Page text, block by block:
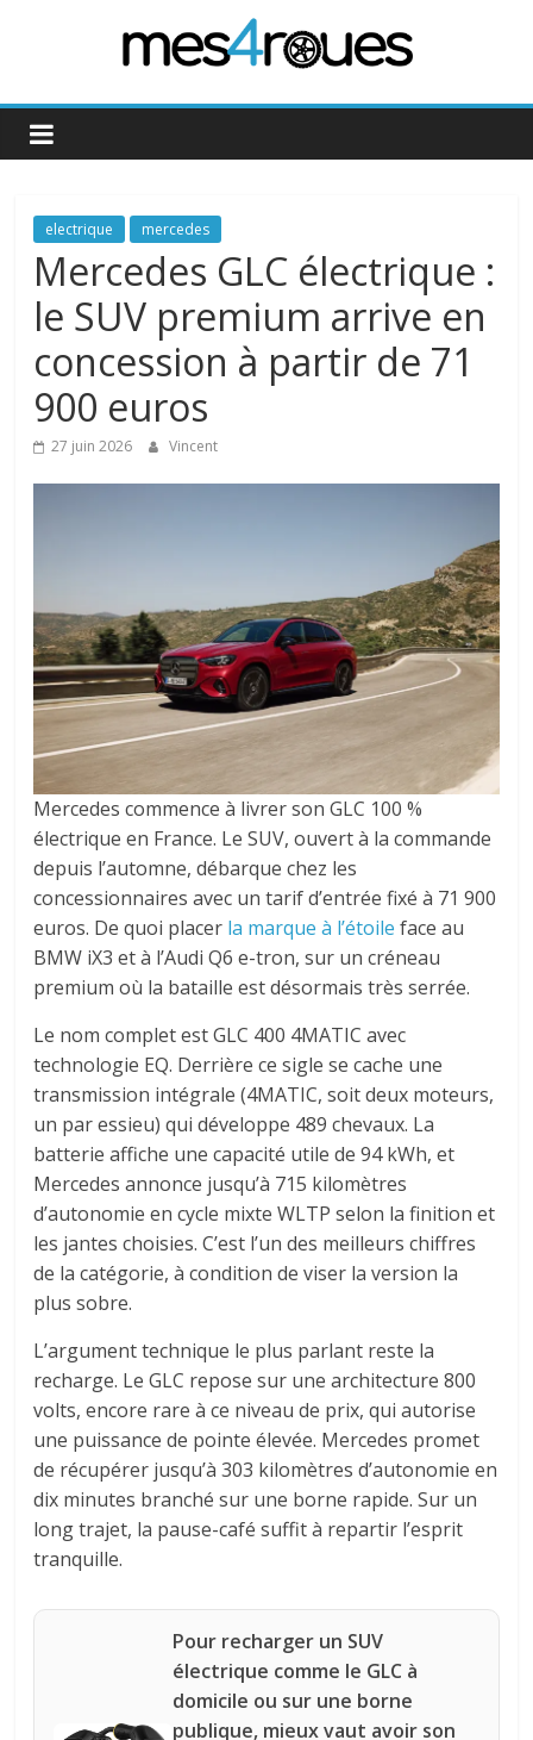
Mes4Roues
electrique mercedes
Mercedes GLC électrique :
le SUV premium arrive en
concession à partir de 71
900 euros
27 juin 2026 Vincent
Mercedes commence à livrer son GLC 100 %
électrique en France. Le SUV, ouvert à la commande
depuis l’automne, débarque chez les
concessionnaires avec un tarif d’entrée fixé à 71 900
euros. De quoi placer la marque à l’étoile face au
BMW iX3 et à l’Audi Q6 e-tron, sur un créneau
premium où la bataille est désormais très serrée.
Le nom complet est GLC 400 4MATIC avec
technologie EQ. Derrière ce sigle se cache une
transmission intégrale (4MATIC, soit deux moteurs,
un par essieu) qui développe 489 chevaux. La
batterie affiche une capacité utile de 94 kWh, et
Mercedes annonce jusqu’à 715 kilomètres
d’autonomie en cycle mixte WLTP selon la finition et
les jantes choisies. C’est l’un des meilleurs chiffres
de la catégorie, à condition de viser la version la
plus sobre.
L’argument technique le plus parlant reste la
recharge. Le GLC repose sur une architecture 800
volts, encore rare à ce niveau de prix, qui autorise
une puissance de pointe élevée. Mercedes promet
de récupérer jusqu’à 303 kilomètres d’autonomie en
dix minutes branché sur une borne rapide. Sur un
long trajet, la pause-café suffit à repartir l’esprit
tranquille.
Pour recharger un SUV
électrique comme le GLC à
domicile ou sur une borne
publique, mieux vaut avoir son